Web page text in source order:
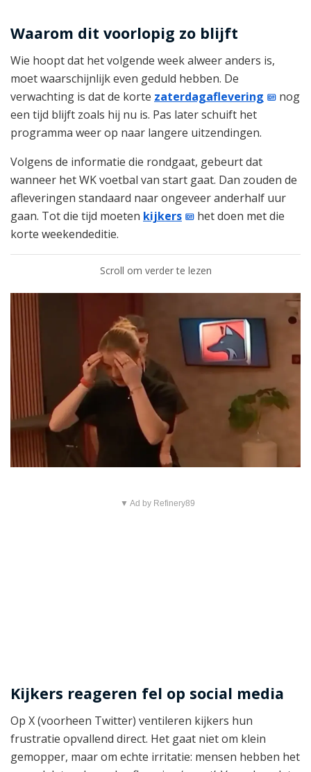
Waarom dit voorlopig zo blijft
Wie hoopt dat het volgende week alweer anders is,
moet waarschijnlijk even geduld hebben. De
verwachting is dat de korte zaterdagaflevering
nog
een tijd blijft zoals hij nu is. Pas later schuift het
programma weer op naar langere uitzendingen.
Volgens de informatie die rondgaat, gebeurt dat
wanneer het WK voetbal van start gaat. Dan zouden de
afleveringen standaard naar ongeveer anderhalf uur
gaan. Tot die tijd moeten kijkers
het doen met die
korte weekendeditie.
Scroll om verder te lezen
▼ Ad by Refinery89
Kijkers reageren fel op social media
Op X (voorheen Twitter) ventileren kijkers hun
frustratie opvallend direct. Het gaat niet om klein
gemopper, maar om echte irritatie: mensen hebben het